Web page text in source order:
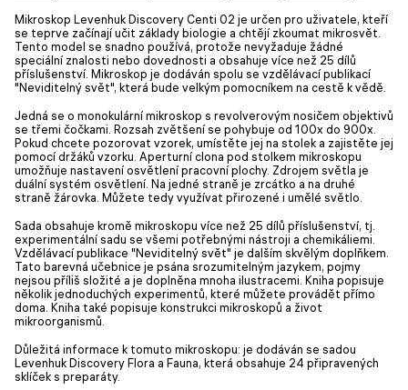
Mikroskop Levenhuk Discovery Centi 02 je určen pro uživatele, kteří
se teprve začínají učit základy biologie a chtějí zkoumat mikrosvět.
Tento model se snadno používá, protože nevyžaduje žádné
speciální znalosti nebo dovednosti a obsahuje více než 25 dílů
příslušenství. Mikroskop je dodáván spolu se vzdělávací publikací
"Neviditelný svět", která bude velkým pomocníkem na cestě k vědě.
Jedná se o monokulární mikroskop s revolverovým nosičem objektivů
se třemi čočkami. Rozsah zvětšení se pohybuje od 100x do 900x.
Pokud chcete pozorovat vzorek, umístěte jej na stolek a zajistěte jej
pomocí držáků vzorku. Aperturní clona pod stolkem mikroskopu
umožňuje nastavení osvětlení pracovní plochy. Zdrojem světla je
duální systém osvětlení. Na jedné straně je zrcátko a na druhé
straně žárovka. Můžete tedy využívat přirozené i umělé světlo.
Sada obsahuje kromě mikroskopu více než 25 dílů příslušenství, tj.
experimentální sadu se všemi potřebnými nástroji a chemikáliemi.
Vzdělávací publikace "Neviditelný svět" je dalším skvělým doplňkem.
Tato barevná učebnice je psána srozumitelným jazykem, pojmy
nejsou příliš složité a je doplněna mnoha ilustracemi. Kniha popisuje
několik jednoduchých experimentů, které můžete provádět přímo
doma. Kniha také popisuje konstrukci mikroskopů a život
mikroorganismů.
Důležitá informace k tomuto mikroskopu: je dodáván se sadou
Levenhuk Discovery Flora a Fauna, která obsahuje 24 připravených
sklíček s preparáty.